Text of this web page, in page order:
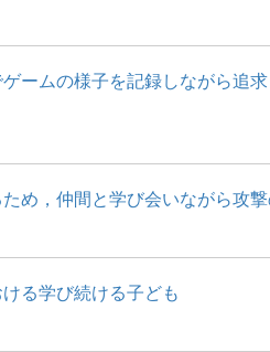
ームの様子を記録しながら
め，仲間と学び会いながら
る学び続ける子ども